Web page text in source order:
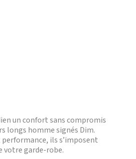
un confort sans compromis
longs homme signés Dim.
ils s’imposent
votre garde-robe.